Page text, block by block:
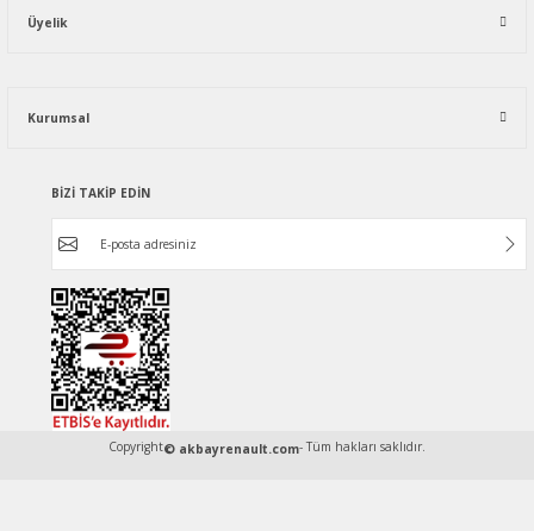
Üyelik
Kurumsal
BİZİ TAKİP EDİN
Copyright© akbayrenault.com- Tüm hakları saklıdır.